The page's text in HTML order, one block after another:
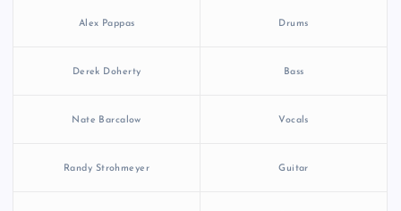
Alex Pappas Drums
Derek Doherty Bass
Nate Barcalow Vocals
Randy Strohmeyer Guitar